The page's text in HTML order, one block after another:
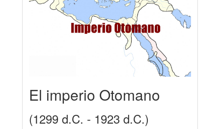
El imperio Otomano
(1299 d.C. - 1923 d.C.)